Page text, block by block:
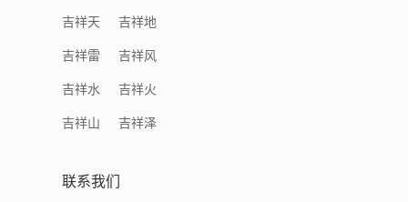
吉祥天 吉祥地
吉祥雷 吉祥风
吉祥水 吉祥火
吉祥山 吉祥泽
联系我们